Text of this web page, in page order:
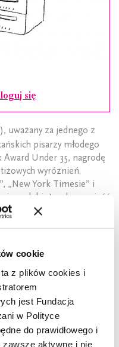
cookie
z plików cookies i
jest Fundacja
w Polityce
do prawidłowego i
zawsze aktywne i nie
się
uważany za jednego z
pisarzy młodego
Under 35, nagrodę
wyróżnień.
„New York Timesie” i
jego debiutancka powieść
zbioru Parking, który
ukaże się
Cyranka.